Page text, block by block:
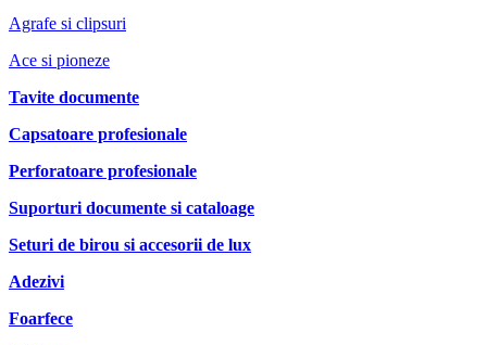
Agrafe si clipsuri
Ace si pioneze
Tavite documente
Capsatoare profesionale
Perforatoare profesionale
Suporturi documente si cataloage
Seturi de birou si accesorii de lux
Adezivi
Foarfece